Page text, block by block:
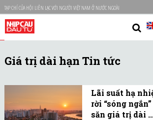
TẠP CHÍ CỦA HỘI LIÊN LẠC VỚI NGƯỜI VIỆT NAM Ở NƯỚC NGOÀI
Giá trị dài hạn Tin tức
Lãi suất hạ
rời “sóng
săn giá trị dài